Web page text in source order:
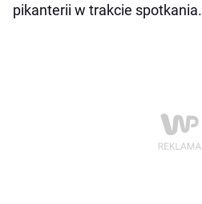
pikanterii w trakcie spotkania.